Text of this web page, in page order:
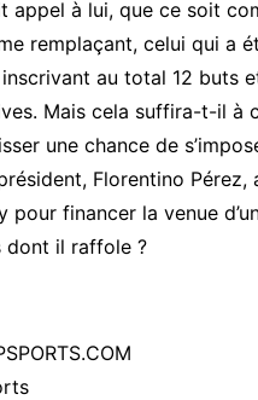
appel à lui, que ce soit
remplaçant, celui qui a
au total 12 buts
Mais cela suffira-t-il à
une chance de
Florentino Pérez,
pour financer la venue
dont il raffole ?